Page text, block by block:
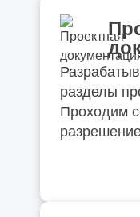
разделы
Проходим